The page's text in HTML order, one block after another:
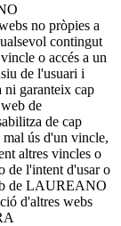
no pròpies a
contingut
o accés a un
de l'usuari i
garanteix cap
de
de cap
ús d'un vincle,
altres vincles o
de l'intent d'usar o
de LAUREANO
d'altres webs